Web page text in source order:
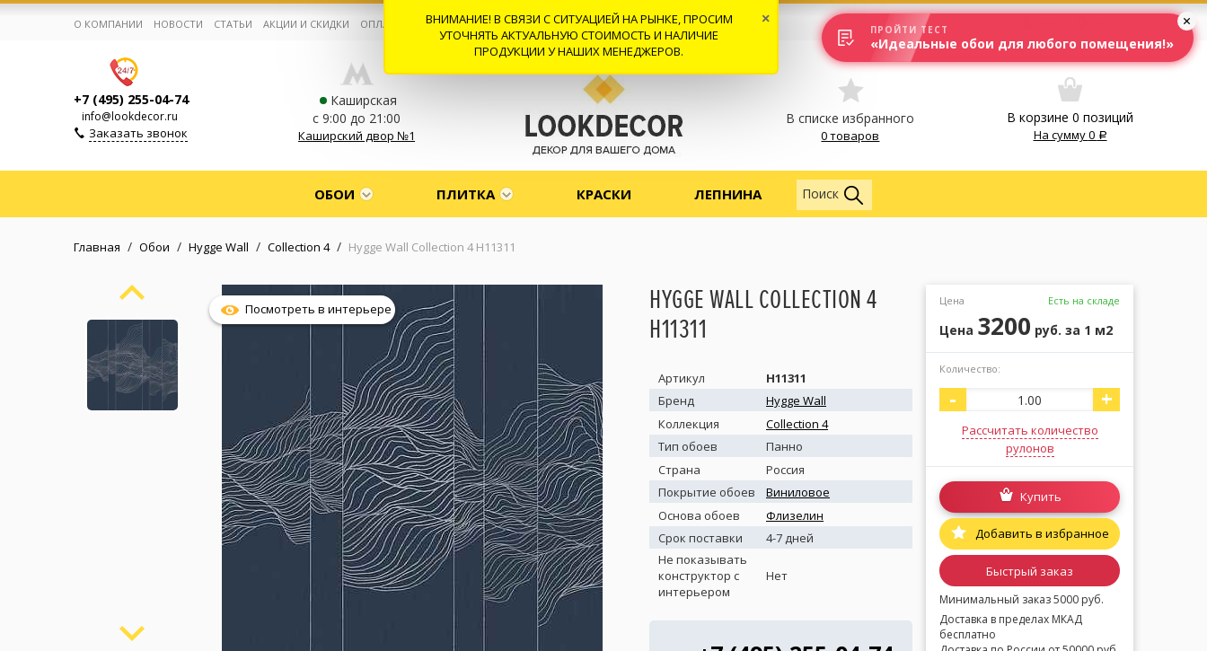
Корзина:0
Избранное:0 товаров
Каталог
Компания
Личный кабинет
(сменить город)
Заказать обратный звонок
О КОМПАНИИ НОВОСТИ СТАТЬИ АКЦИИ И СКИДКИ ОПЛАТА И ДОСТАВКА СОТРУДНИЧЕСТВО КОНТАКТЫ ОТЗЫВЫ
+7 (495) 255-04-74
info@lookdecor.ru
Заказать звонок
Каширская
с 9:00 до 21:00
Каширский двор №1
В списке избранного
0 товаров
В корзине 0 позиций
На сумму0
ОБОИ ПЛИТКА КРАСКИ ЛЕПНИНА Обои
Поиск
Главная / Обои / Hygge Wall / Collection 4 / Hygge Wall Collection 4 H11311
Посмотреть в интерьере
HYGGE WALL COLLECTION 4
H11311
Артикул
H11311
Бренд
Hygge Wall
Коллекция
Collection 4
Тип обоев
Панно
Страна
Россия
Покрытие обоев
Виниловое
Основа обоев
Флизелин
Срок поставки
4-7 дней
Не показывать
конструктор с
интерьером
Нет
Цена Есть на складе
Цена 3200 руб. за 1 м2
Количество:
- +
Рассчитать количество
рулонов
Купить
Добавить в избранное
Быстрый заказ
Минимальный заказ 5000 руб.
Доставка в пределах МКАД
бесплатно
ВНИМАНИЕ! В СВЯЗИ С СИТУАЦИЕЙ НА РЫНКЕ, ПРОСИМ
УТОЧНЯТЬ АКТУАЛЬНУЮ СТОИМОСТЬ И НАЛИЧИЕ
ПРОДУКЦИИ У НАШИХ МЕНЕДЖЕРОВ.
×
ПРОЙТИ ТЕСТ
«Идеальные обои для любого помещения!»